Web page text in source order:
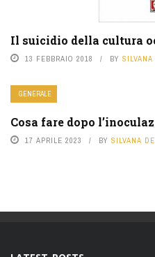
Il suicidio della cultura
13 FEBBRAIO 2018 BY
GENERALE
Cosa fare dopo
17 APRILE 2023 BY SILVANA